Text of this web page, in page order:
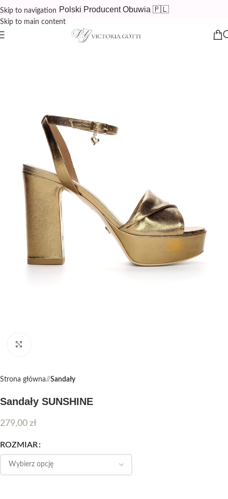
Skip to navigation
Skip to main content
Polski Producent Obuwia 🇵🇱
Strona główna/ Sandały
Sandały SUNSHINE
279,00 zł
ROZMIAR